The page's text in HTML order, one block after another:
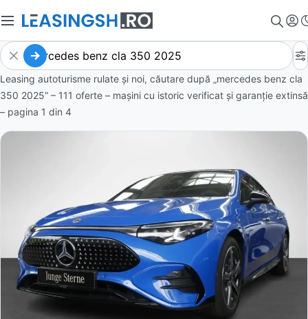
Leasing autoturisme rulate și noi, căutare după „mercedes benz cla
350 2025” – 111 oferte – mașini cu istoric verificat și garanție extinsă
– pagina 1 din 4